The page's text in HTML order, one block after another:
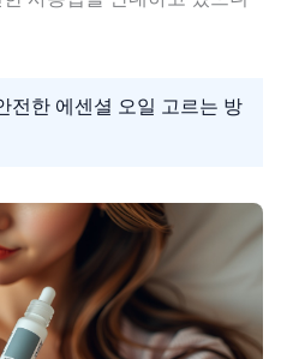
전한 에센셜 오일 고르는 방